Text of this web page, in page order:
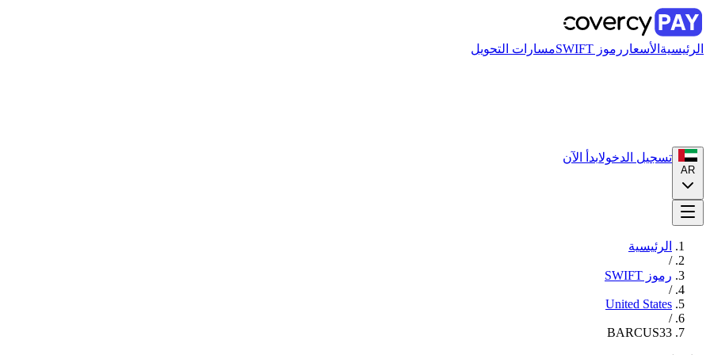
الرئيسية الأسعار رموز SWIFT مسارات التحويل
AR
تسجيل الدخولابدأ الآن
الرئيسية
/
رموز SWIFT
/
United States
/
BARCUS33